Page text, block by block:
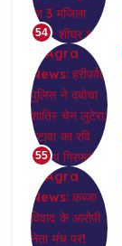
54
55